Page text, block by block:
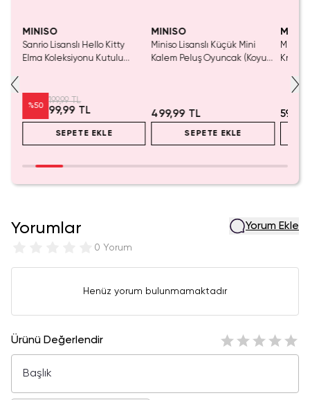
MINISO
Sanrio Lisanslı Hello Kitty
Elma Koleksiyonu Kutulu
%50
199,99 TL
99,99 TL
SEPETE EKLE
MINISO
Miniso Lisanslı Küçük Mini
Kalem Peluş Oyuncak (Koyu
499,99 TL
SEPETE EKLE
Miniso
Kristal
Yorumlar
0 Yorum
Yorum Ekle
Henüz yorum bulunmamaktadır
Ürünü Değerlendir